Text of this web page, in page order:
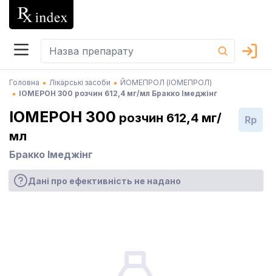
Головна Лікарські засоби
ЙОМЕПРОЛ (ІОМЕПРОЛ)
ІОМЕРОН 300 розчин 612,4 мг/мл Бракко Імеджінг
ІОМЕРОН 300 розчин 612,4 мг/
мл
Бракко Імеджінг
Rp
Дані про ефективність не надано